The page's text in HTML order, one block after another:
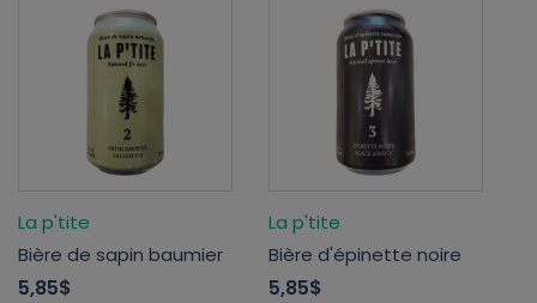
La p'tite
Bière de sapin baumier
5,85$
La p'tite
Bière d'épinette noire
5,85$